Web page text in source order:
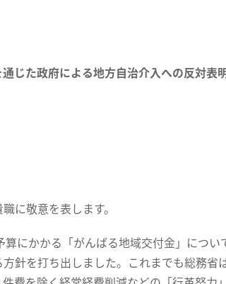
じた政府による地方自治介入への反対表
に敬意を表します。
にかかる「がんばる地域交付金」につ
針を打ち出しました。これまでも総務省